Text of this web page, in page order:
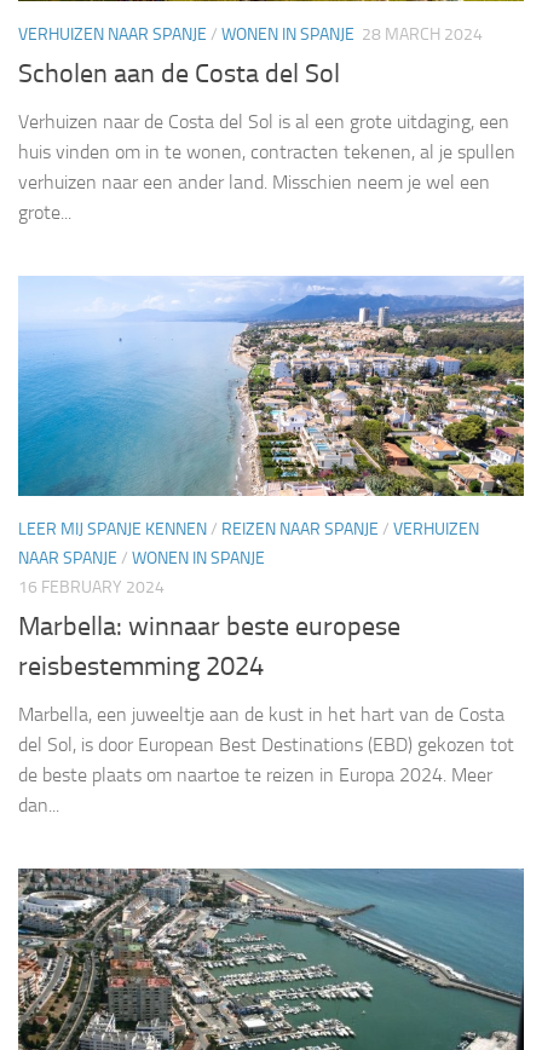
VERHUIZEN NAAR SPANJE / WONEN IN SPANJE 28 MARCH 2024
Scholen aan de Costa del Sol
Verhuizen naar de Costa del Sol is al een grote uitdaging, een
huis vinden om in te wonen, contracten tekenen, al je spullen
verhuizen naar een ander land. Misschien neem je wel een
grote...
LEER MIJ SPANJE KENNEN/ REIZEN NAAR SPANJE / VERHUIZEN
NAAR SPANJE / WONEN IN SPANJE
16 FEBRUARY 2024
Marbella: winnaar beste europese
reisbestemming 2024
Marbella, een juweeltje aan de kust in het hart van de Costa
del Sol, is door European Best Destinations (EBD) gekozen tot
de beste plaats om naartoe te reizen in Europa 2024. Meer
dan...